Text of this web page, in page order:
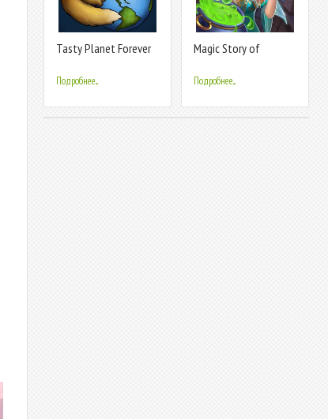
Tasty Planet Forever
Подробнее...
Magic Story of
Подробнее...